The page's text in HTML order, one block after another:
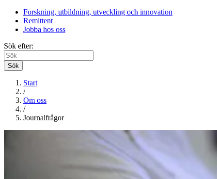
Forskning, utbildning, utveckling och innovation
Remittent
Jobba hos oss
Sök efter:
Sök
Start
/
Om oss
/
Journalfrågor